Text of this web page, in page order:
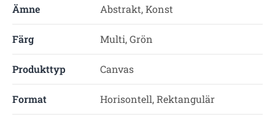
Ämne Abstrakt, Konst
Färg Multi, Grön
Produkttyp Canvas
Format Horisontell, Rektangulär